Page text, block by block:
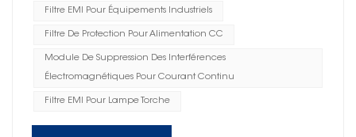
Filtre EMI Pour Équipements Industriels
Filtre De Protection Pour Alimentation CC
Module De Suppression Des Interférences
Électromagnétiques Pour Courant Continu
Filtre EMI Pour Lampe Torche